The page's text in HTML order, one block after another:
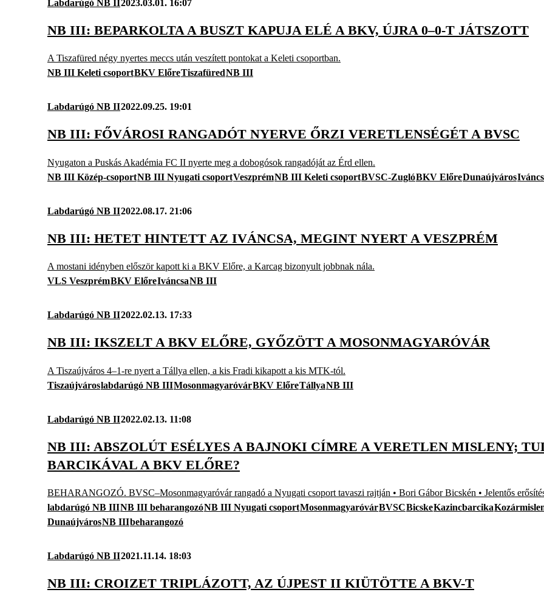
Labdarúgó NB II2023.03.01. 16:07
NB III: BEPARKOLTA A BUSZT KAPUJA ELÉ A BKV, ÚJRA 0–0-T JÁTSZOTT
A Tiszafüred négy nyertes meccs után veszített pontokat a Keleti csoportban.
NB III Keleti csoportBKV ElőreTiszafüredNB III
Labdarúgó NB II2022.09.25. 19:01
NB III: FŐVÁROSI RANGADÓT NYERVE ŐRZI VERETLENSÉGÉT A BVSC
Nyugaton a Puskás Akadémia FC II nyerte meg a dobogósok rangadóját az Érd ellen.
NB III Közép-csoportNB III Nyugati csoportVeszprémNB III Keleti csoportBVSC-ZuglóBKV ElőreDunaújváros
Labdarúgó NB II2022.08.17. 21:06
NB III: HETET HINTETT AZ IVÁNCSA, MEGINT NYERT A VESZPRÉM
A mostani idényben először kapott ki a BKV Előre, a Karcag bizonyult jobbnak nála.
VLS VeszprémBKV ElőreIváncsaNB III
Labdarúgó NB II2022.02.13. 17:33
NB III: IKSZELT A BKV ELŐRE, GYŐZÖTT A MOSONMAGYARÓVÁR
A Tiszaújváros 4–1-re nyert a Tállya ellen, a kis Fradi kikapott a kis MTK-tól.
Tiszaújvároslabdarúgó NB IIIMosonmagyaróvárBKV ElőreTállyaNB III
Labdarúgó NB II2022.02.13. 11:08
NB III: ABSZOLÚT ESÉLYES A BAJNOKI CÍMRE A VERETLEN MISLENY;
BARCIKÁVAL A BKV ELŐRE?
BEHARANGOZÓ. BVSC–Mosonmagyaróvár rangadó a Nyugati csoport tavaszi rajtján • Bori Gábor Bicskén • Jelentős
labdarúgó NB IIINB III beharangozóNB III Nyugati csoportMosonmagyaróvárBVSCBicskeKazincbarcika
DunaújvárosNB IIIbeharangozó
Labdarúgó NB II2021.11.14. 18:03
NB III: CROIZET TRIPLÁZOTT, AZ ÚJPEST II KIÜTÖTTE A BKV-T